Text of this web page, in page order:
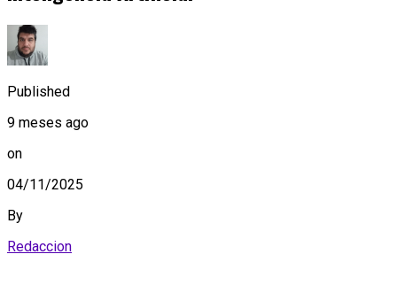
Published
9 meses ago
on
04/11/2025
By
Redaccion